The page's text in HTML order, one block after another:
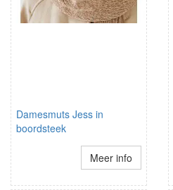
Damesmuts Jess in
boordsteek
Meer info